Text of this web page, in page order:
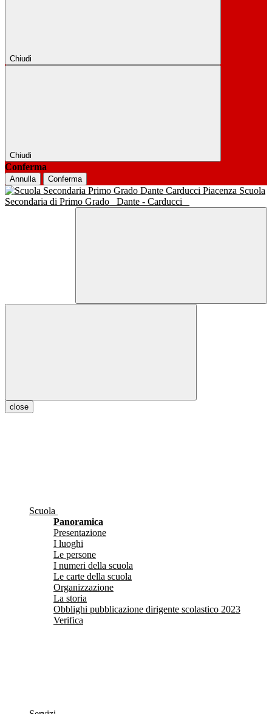
Chiudi
Chiudi
Conferma
Annulla Conferma
Scuola
Secondaria di Primo Grado
Dante - Carducci
close
Scuola
Panoramica
Presentazione
I luoghi
Le persone
I numeri della scuola
Le carte della scuola
Organizzazione
La storia
Obblighi pubblicazione dirigente scolastico 2023
Verifica